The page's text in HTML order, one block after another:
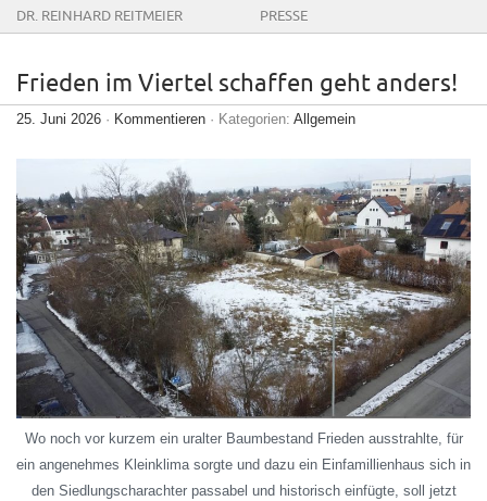
DR. REINHARD REITMEIER PRESSE
Frieden im Viertel schaffen geht anders!
25. Juni 2026 · Kommentieren · Kategorien: Allgemein
Wo noch vor kurzem ein uralter Baumbestand Frieden ausstrahlte, für
ein angenehmes Kleinklima sorgte und dazu ein Einfamillienhaus sich in
den Siedlungscharachter passabel und historisch einfügte, soll jetzt